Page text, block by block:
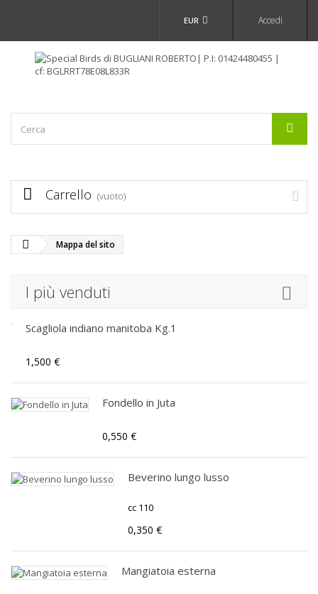
Accedi
EUR
Carrello (vuoto)
Mappa del sito
I più venduti
Scagliola indiano manitoba Kg.1
1,500 €
Fondello in Juta
0,550 €
Beverino lungo lusso
cc 110
0,350 €
Mangiatoia esterna